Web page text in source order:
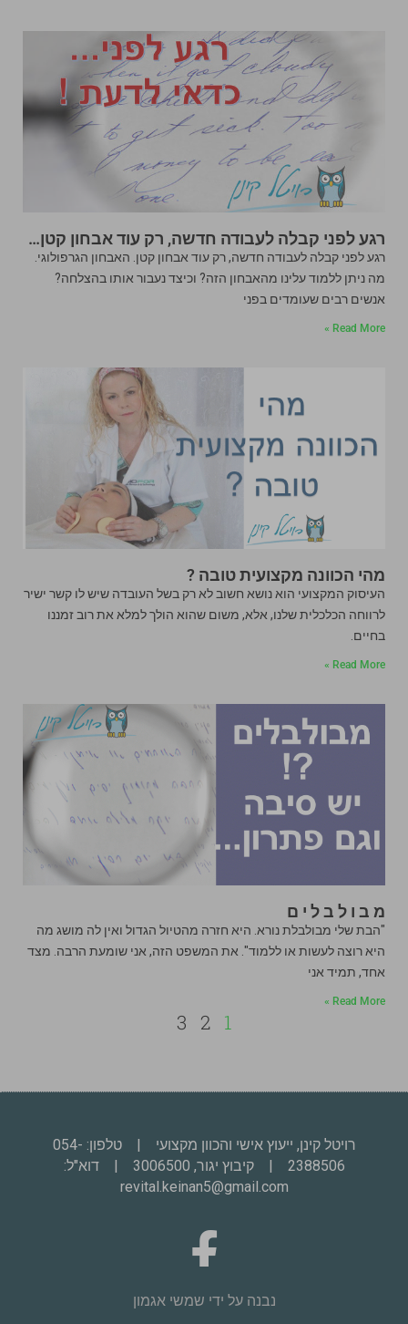
רגע לפני קבלה לעבודה חדשה, רק עוד אבחון קטן…
רגע לפני קבלה לעבודה חדשה, רק עוד אבחון קטן. האבחון הגרפולוגי.
מה ניתן ללמוד עלינו מהאבחון הזה? וכיצד נעבור אותו בהצלחה?
אנשים רבים שעומדים בפני
Read More »
מהי הכוונה מקצועית טובה ?
העיסוק המקצועי הוא נושא חשוב לא רק בשל העובדה שיש לו קשר ישיר
לרווחה הכלכלית שלנו, אלא, משום שהוא הולך למלא את רוב זמננו
בחיים.
Read More »
מ ב ו ל ב ל י ם
"הבת שלי מבולבלת נורא. היא חזרה מהטיול הגדול ואין לה מושג מה
היא רוצה לעשות או ללמוד". את המשפט הזה, אני שומעת הרבה. מצד
אחד, תמיד אני
Read More »
1
2
3
רויטל קינן, ייעוץ אישי והכוון מקצועי | טלפון: 054-
2388506 ​ | קיבוץ יגור, 3006500 | דוא"ל:
revital.keinan5@gmail.com
נבנה על ידי שמשי אגמון